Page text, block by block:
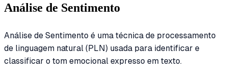
Análise de Sentimento
Análise de Sentimento é uma técnica de processamento
de linguagem natural (PLN) usada para identificar e
classificar o tom emocional expresso em texto.